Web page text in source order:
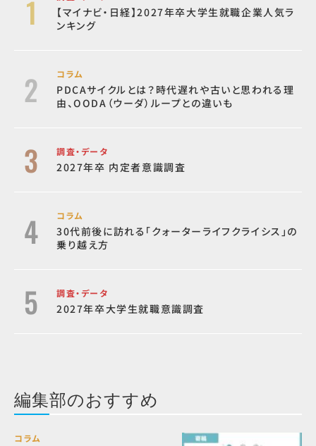
【マイナビ・日経】2027年卒大学生就職企業人気ラ
ンキング
コラム
PDCAサイクルとは？時代遅れや古いと思われる理
由、OODA（ウーダ）ループとの違いも
調査・データ
2027年卒 内定者意識調査
コラム
30代前後に訪れる「クォーターライフクライシス」の
乗り越え方
調査・データ
2027年卒大学生就職意識調査
編集部のおすすめ
コラム